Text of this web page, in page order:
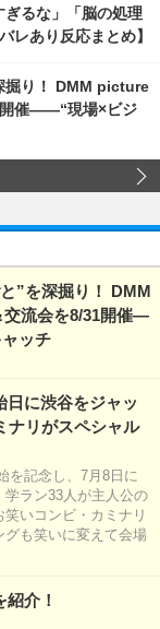
るな」「脳の処理
レあり反応まとめ】
掘り！ DMM picture
開催――“現場×ビジ
”を深掘り！ DMM
交流会を8/31開催―
ッチ
日に渋谷をジャッ
ナリがスペシャル
を記念し、7月8日に
ラン33人が主人公の
いコンビ・カミナリ
グも笑いに変えて会場
介！